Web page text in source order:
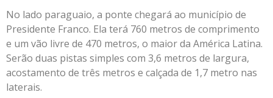
No lado paraguaio, a ponte chegará ao município de
Presidente Franco. Ela terá 760 metros de comprimento
e um vão livre de 470 metros, o maior da América Latina.
Serão duas pistas simples com 3,6 metros de largura,
acostamento de três metros e calçada de 1,7 metro nas
laterais.